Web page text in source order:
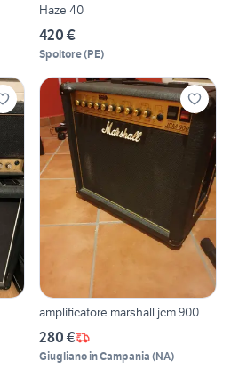
Haze 40
420 €
Spoltore(PE)
amplificatore marshall jcm 900
280 €
Giugliano in Campania (NA)